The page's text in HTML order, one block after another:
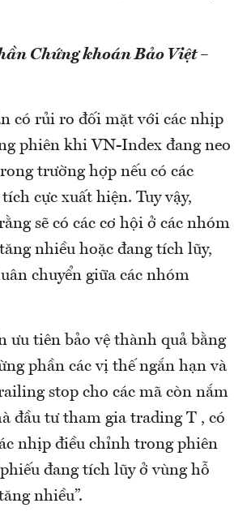
Chứng khoán Bảo Việt –
có rủi ro đối mặt với các nhịp
phiên khi VN-Index đang neo
trường hợp nếu có các
cực xuất hiện. Tuy vậy,
sẽ có các cơ hội ở các nhóm
nhiều hoặc đang tích lũy,
chuyển giữa các nhóm
ưu tiên bảo vệ thành quả bằng
phần các vị thế ngắn hạn và
stop cho các mã còn nắm
đầu tư tham gia trading T , có
nhịp điều chỉnh trong phiên
đang tích lũy ở vùng hỗ
nhiều”.